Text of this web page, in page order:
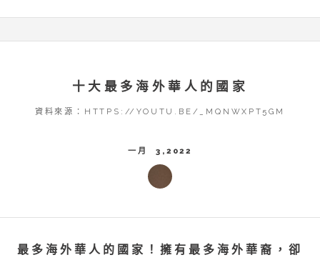
十大最多海外華人的國家
資料來源：HTTPS://YOUTU.BE/_MQNWXPT5GM
一月 3,2022
最多海外華人的國家！擁有最多海外華裔，卻